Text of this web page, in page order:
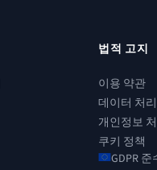
법적 고지
이용 약관
데이터 처
개인정보
쿠키 정책
GDPR 준